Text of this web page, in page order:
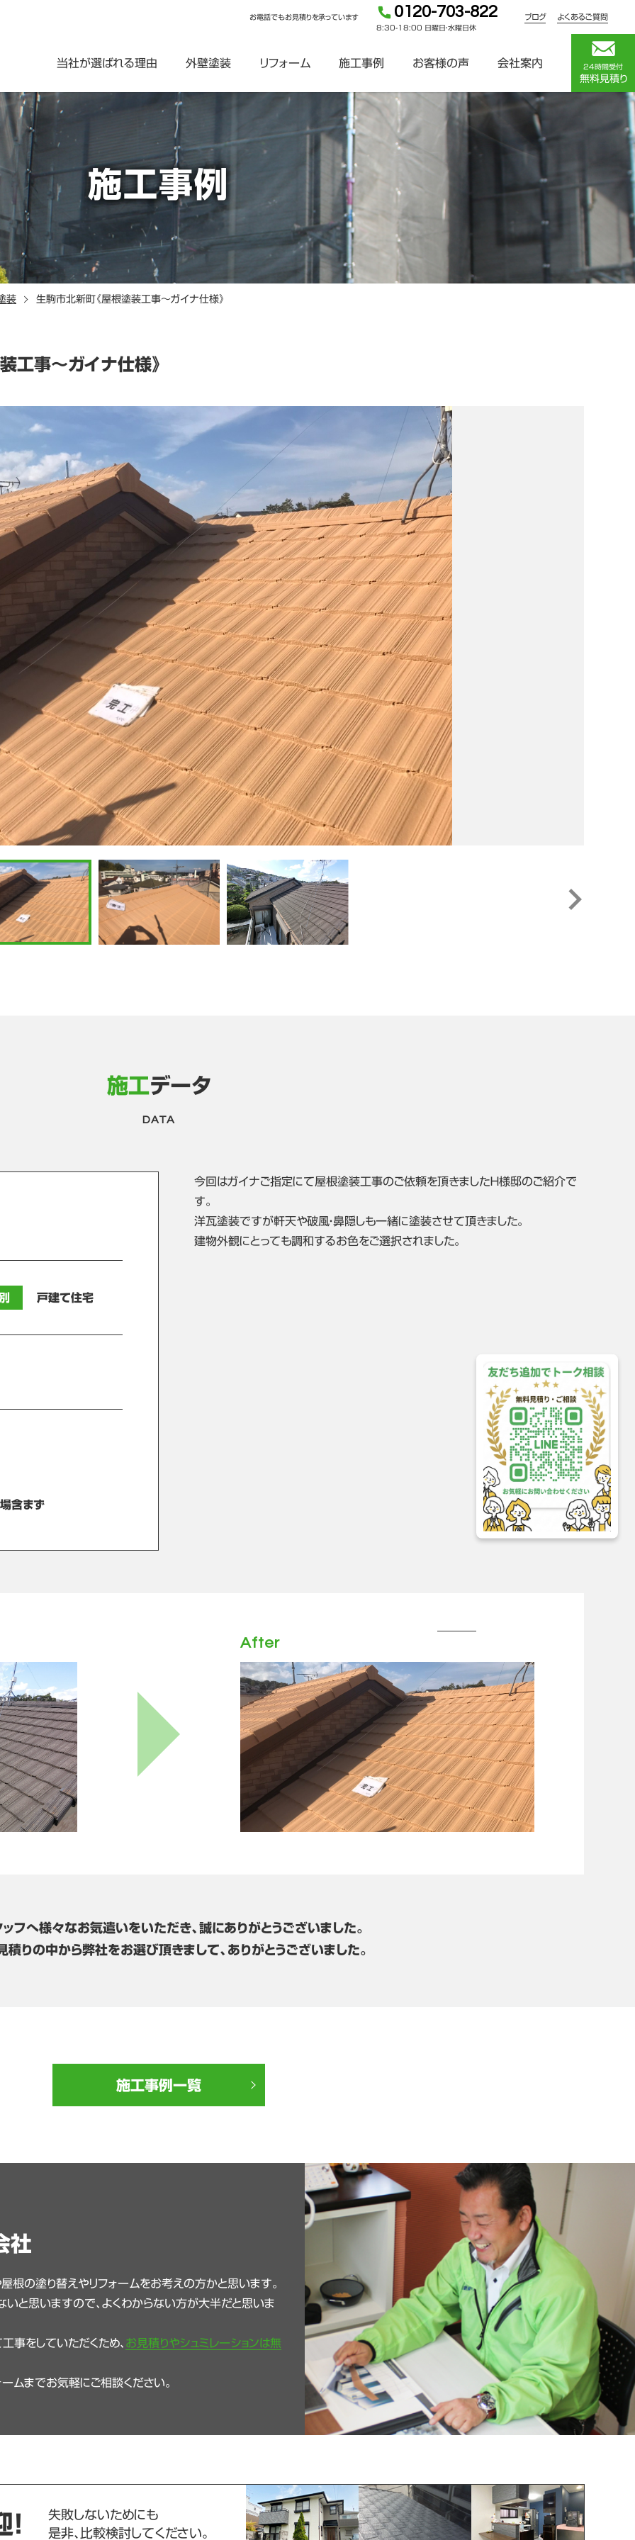
お電話でもお見積りを承っています 0120-703-822
8:30-18:00 日曜日・水曜日休
ブログ よくあるご質問
当社が選ばれる理由 外壁塗装 リフォーム 施工事例 お客様の声 会社案内 24時間受付
無料見積り
施工事例
装 生駒市北新町《屋根塗装工事～ガイナ仕様》
工事～ガイナ仕様》
施工データ
DATA
戸建て住宅
場含まず
今回はガイナご指定にて屋根塗装工事のご依頼を頂きましたＨ様邸のご紹介で
す。
洋瓦塗装ですが軒天や破風・鼻隠しも一緒に塗装させて頂きました。
建物外観にとっても調和するお色をご選択されました。
After
フへ様々なお気遣いをいただき、誠にありがとうございました。
積りの中から弊社をお選び頂きまして、ありがとうございました。
施工事例一覧
社
根の塗り替えやリフォームをお考えの方かと思います。
と思いますので、よくわからない方が大半だと思いま
事をしていただくため、 お見積りやシュミレーションは無
ムまでお気軽にご相談ください。
失敗しないためにも
是非、比較検討してください。